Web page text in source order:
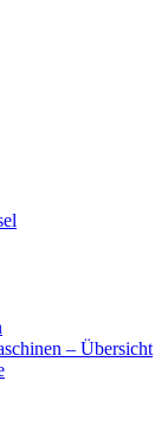
– Übersicht